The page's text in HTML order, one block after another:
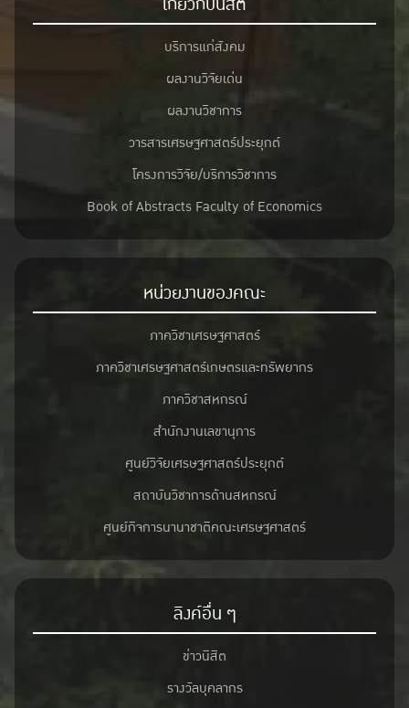
บริการแก่สังคม
ผลงานวิจัยเด่น
ผลงานวิชาการ
วารสารเศรษฐศาสตร์ประยุกต์
โครงการวิจัย/บริการวิชาการ
Book of Abstracts Faculty of Economics
หน่วยงานของคณะ
ภาควิชาเศรษฐศาสตร์
ภาควิชาเศรษฐศาสตร์เกษตรและทรัพยากร
ภาควิชาสหกรณ์
สำนักงานเลขานุการ
ศูนย์วิจัยเศรษฐศาสตร์ประยุกต์
สถาบันวิชาการด้านสหกรณ์
ศูนย์กิจการนานาชาติคณะเศรษฐศาสตร์
ลิงค์อื่น ๆ
ข่าวนิสิต
รางวัลบุคลากร